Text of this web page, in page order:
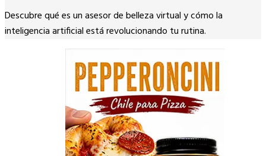
Copy
Link
Descubre qué es un asesor de belleza virtual y cómo la
inteligencia artificial está revolucionando tu rutina.